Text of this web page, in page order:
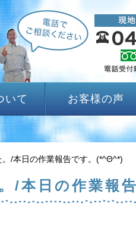
いて お客様の声
。/本日の作業報告です。(*^Θ^*)
/本日の作業報